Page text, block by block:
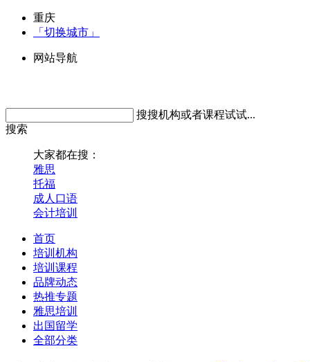
重庆
「切换城市」
网站导航
搜搜机构或者课程试试...
搜索
大家都在搜：
雅思
托福
成人口语
会计培训
首页
培训机构
培训课程
品牌动态
热推专题
雅思培训
出国留学
全部分类